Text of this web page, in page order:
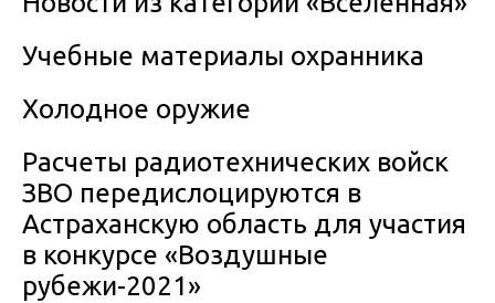
Учебные материалы охранника
Холодное оружие
Расчеты радиотехнических войск
ЗВО передислоцируются в
Астраханскую область для участия
в конкурсе «Воздушные
рубежи-2021»